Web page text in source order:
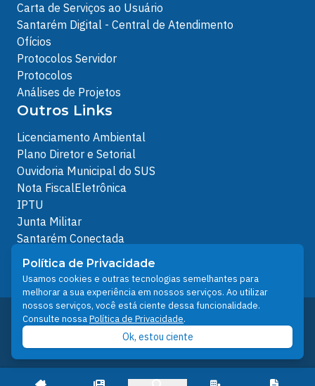
Carta de Serviços ao Usuário
Santarém Digital - Central de Atendimento
Ofícios
Protocolos Servidor
Protocolos
Análises de Projetos
Outros Links
Licenciamento Ambiental
Plano Diretor e Setorial
Ouvidoria Municipal do SUS
Nota FiscalEletrônica
IPTU
Junta Militar
Santarém Conectada
Política de Privacidade
People illustrations by Storyset
Desenvolvido pelo Núcleo Técnico de Gestão de
Tecnologia da Informação - NTI
Prefeitura de Santarém © 2026
Política de Privacidade
Usamos cookies e outras tecnologias semelhantes para
melhorar a sua experiência em nossos serviços. Ao utilizar
nossos serviços, você está ciente dessa funcionalidade.
Consulte nossaPolítica de Privacidade.
Ok, estou ciente